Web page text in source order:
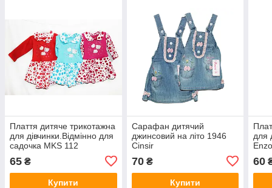
Плаття дитяче трикотажна
для дівчинки.Відмінно для
садочка MKS 112
65 ₴
Купити
Сарафан дитячий
джинсовий на літо 1946
Cinsir
70₴
Купити
для
60